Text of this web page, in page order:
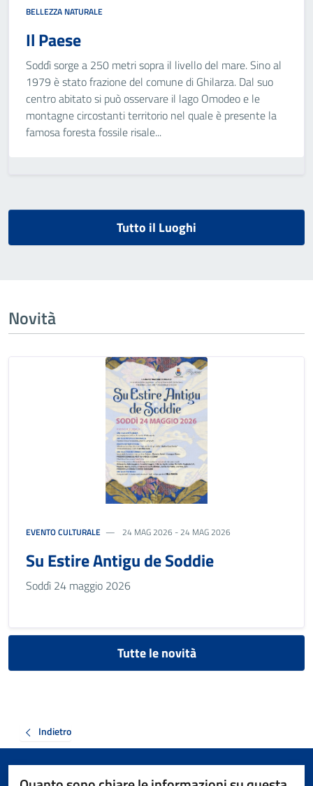
BELLEZZA NATURALE
Il Paese
Soddì sorge a 250 metri sopra il livello del mare. Sino al
1979 è stato frazione del comune di Ghilarza. Dal suo
centro abitato si può osservare il lago Omodeo e le
montagne circostanti territorio nel quale è presente la
famosa foresta fossile risale...
Tutto il Luoghi
Novità
EVENTO CULTURALE 24 MAG 2026 - 24 MAG 2026
Su Estire Antigu de Soddie
Soddì 24 maggio 2026
Tutte le novità
Indietro